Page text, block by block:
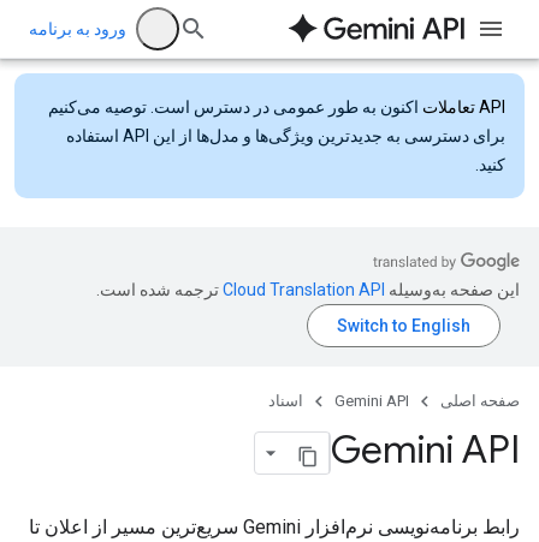
ورود به برنامه
API تعاملات
اکنون به طور عمومی در دسترس است. توصیه می‌کنیم
برای دسترسی به جدیدترین ویژگی‌ها و مدل‌ها از این API استفاده
کنید.
این صفحه به‌وسیله ترجمه شده است.
صفحه اصلی Gemini API اسناد
Gemini API
رابط برنامه‌نویسی نرم‌افزار Gemini سریع‌ترین مسیر از اعلان تا